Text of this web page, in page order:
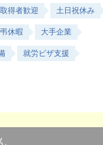
得者歓迎 土日祝休み
休暇 大手企業
就労ビザ支援